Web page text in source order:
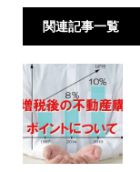
関連記事一覧